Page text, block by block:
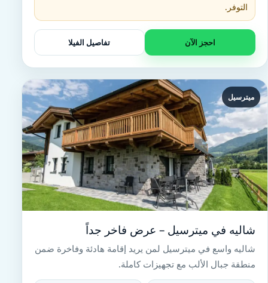
o
t
التوفر.
احجز الآن تفاصيل الفيلا
ميترسيل
شاليه في ميترسيل – عرض فاخر جداً
شاليه واسع في ميترسيل لمن يريد إقامة هادئة وفاخرة ضمن
منطقة جبال الألب مع تجهيزات كاملة.